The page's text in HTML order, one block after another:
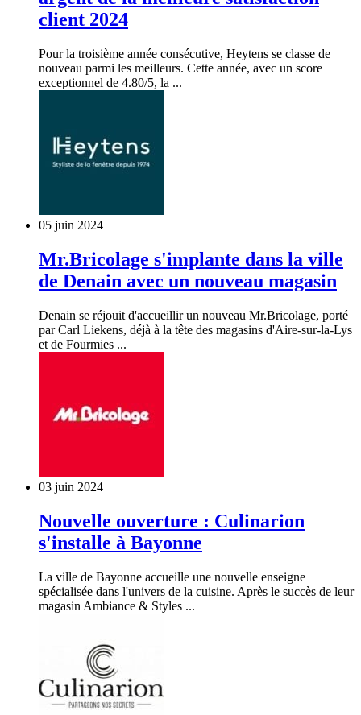
client 2024
Pour la troisième année consécutive, Heytens se classe de
nouveau parmi les meilleurs. Cette année, avec un score
exceptionnel de 4.80/5, la ...
05 juin 2024
Mr.Bricolage s'implante dans la ville
de Denain avec un nouveau magasin
Denain se réjouit d'accueillir un nouveau Mr.Bricolage, porté
par Carl Liekens, déjà à la tête des magasins d'Aire-sur-la-Lys
et de Fourmies ...
03 juin 2024
Nouvelle ouverture : Culinarion
s'installe à Bayonne
La ville de Bayonne accueille une nouvelle enseigne
spécialisée dans l'univers de la cuisine. Après le succès de leur
magasin Ambiance & Styles ...